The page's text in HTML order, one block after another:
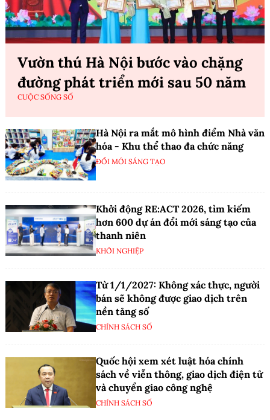
Vườn thú Hà Nội bước vào chặng
đường phát triển mới sau 50 năm
CUỘC SỐNG SỐ
Hà Nội ra mắt mô hình điểm Nhà văn
hóa - Khu thể thao đa chức năng
ĐỔI MỚI SÁNG TẠO
Khởi động RE:ACT 2026, tìm kiếm
hơn 600 dự án đổi mới sáng tạo của
thanh niên
KHỞI NGHIỆP
Từ 1/1/2027: Không xác thực, người
bán sẽ không được giao dịch trên
nền tảng số
CHÍNH SÁCH SỐ
Quốc hội xem xét luật hóa chính
sách về viễn thông, giao dịch điện tử
và chuyển giao công nghệ
CHÍNH SÁCH SỐ